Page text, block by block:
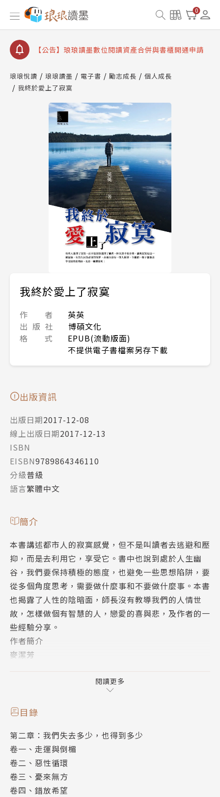
0
【公告】琅琅讀墨 3 分鐘完成書櫃開通與資產合併申
請圖文教學
【公告】琅琅書店服務升級重要說明及資產合併結果
【公告】琅琅讀墨數位閱讀資產合併與書櫃開通申請
琅琅悅讀 琅琅讀墨 電子書 勵志成長
個人成長
我終於愛上了寂寞
我終於愛上了寂寞
作 者
英英
出 版 社
博碩文化
格 式
EPUB(流動版面)
不提供電子書檔案另存下載
出版資訊
出版日期2017-12-08
線上出版日期2017-12-13
ISBN
EISBN9789864346110
分級普級
語言繁體中文
簡介
本書講述都市人的寂寞感覺，但不是叫讀者去逃避和壓
抑，而是去利用它，享受它。書中也說到處於人生幽
谷，我們要保持積極的態度，也避免一些思想陷阱，要
從多個角度思考，需要做什麼事和不要做什麼事。本書
也揭露了人性的陰暗面，師長沒有教導我們的人情世
故，怎樣做個有智慧的人，戀愛的喜與悲，及作者的一
些經驗分享。
作者簡介
麥潔芳
學音樂系，典型雙子座，好奇心重，求知慾強，追求新
鮮感也缺乏耐性。唯一不像雙子座的是喜歡獨處和沉默
寡言，也因此而有許多吸收知識的機會。愛閱讀，愛寫
《在海嘯中游蛙式》、《親吻痛苦》、《這樣的日子，
挺好！》、《心簡單，幸福才會生長》、《慢慢來，一
切都會好起來》、《從西方升起的太陽》、《今天我選
擇了快樂》。
閱讀更多
目錄
第二章：我們失去多少，也得到多少
卷一、走運與倒楣
卷二、惡性循環
卷三、憂來無方
卷四、錯放希望